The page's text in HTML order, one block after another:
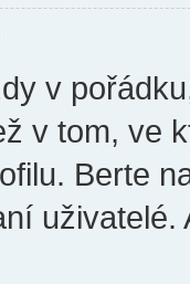
v
v tom, ve
Berte